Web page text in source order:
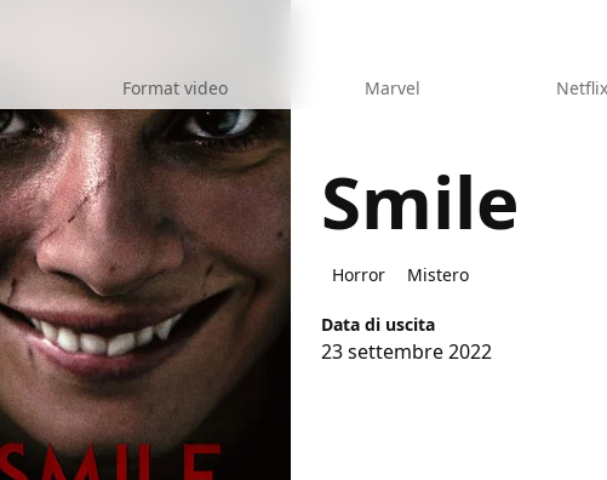
Format video Marvel Netflix
Film Smile Smile
Horror Mistero
Data di uscita
23 settembre 2022